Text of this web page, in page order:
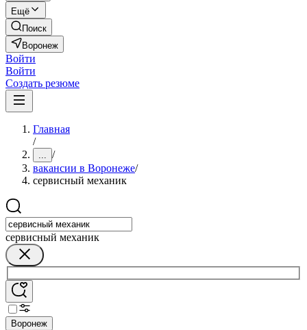
Ещё
Поиск
Воронеж
Войти
Войти
Создать резюме
Главная
/
... /
вакансии в Воронеже/
сервисный механик
сервисный механик
Воронеж